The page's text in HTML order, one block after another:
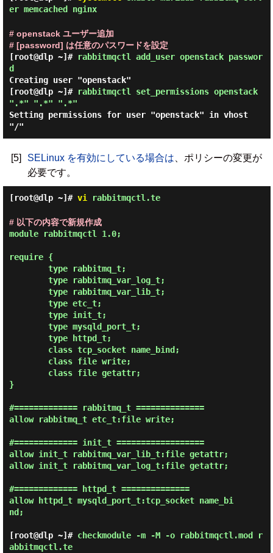
er memcached nginx
# openstack ユーザー追加
# [password] は任意のパスワードを設定
[root@dlp ~]# rabbitmqctl add_user openstack passwor
d
Creating user "openstack"
[root@dlp ~]# rabbitmqctl set_permissions openstack
".*" ".*" ".*"
Setting permissions for user "openstack" in vhost
"/"
[5] SELinux を有効にしている場合は 、ポリシーの変更が
必要です。
[root@dlp ~]# vi rabbitmqctl.te
# 以下の内容で新規作成
module rabbitmqctl 1.0;
require {
}
#============= rabbitmq_t ==============
allow rabbitmq_t etc_t:file write;
#============= init_t ==================
allow init_t rabbitmq_var_lib_t:file getattr;
allow init_t rabbitmq_var_log_t:file getattr;
#============= httpd_t ==============
allow httpd_t mysqld_port_t:tcp_socket name_bi
nd;
[root@dlp ~]# checkmodule -m -M -o rabbitmqctl.mod r
abbitmqctl.te